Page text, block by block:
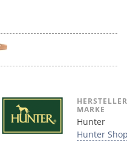
MARKE
Hunter
Hunter Shop